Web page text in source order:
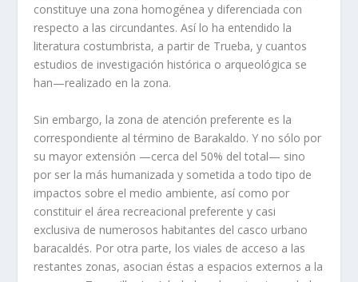
constituye una zona homogénea y diferenciada con
respecto a las circundan­tes. Así lo ha entendido la
literatura costumbrista, a partir de Trueba, y cuantos
estu­dios de investigación histórica o arqueológica se
han—realizado en la zona.
Sin embargo, la zona de atención preferente es la
correspondiente al término de Barakaldo. Y no sólo por
su mayor extensión —cerca del 50% del total— sino
por ser la más humanizada y sometida a todo tipo de
impactos sobre el medio ambiente, así como por
constituir el área recreacional preferente y casi
exclusiva de numerosos habitantes del casco urbano
baracaldés. Por otra parte, los viales de acceso a las
res­tantes zonas, asocian éstas a espacios externos a la